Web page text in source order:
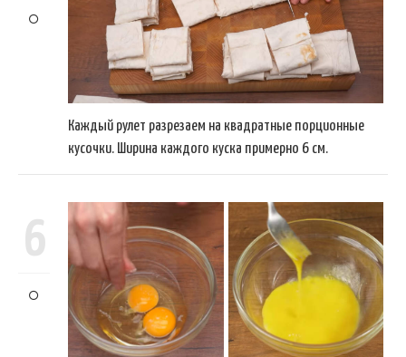
Каждый рулет разрезаем на квадратные порционные
кусочки. Ширина каждого куска примерно 6 см.
6